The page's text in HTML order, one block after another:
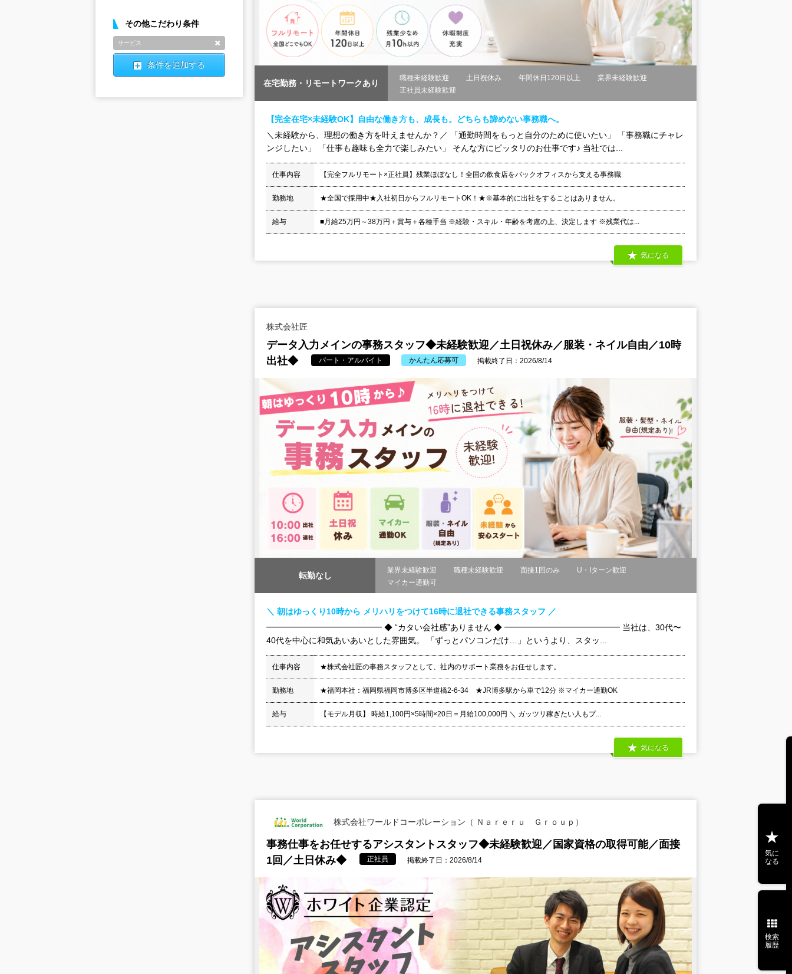
在宅勤務・リモートワークあり
職種未経験歓迎 土日祝休み 年間休日120日以上
業界未経験歓迎
正社員未経験歓迎
【完全在宅×未経験OK】自由な働き方も、成長も。どちらも諦めない事務職へ。
＼未経験から、理想の働き方を叶えませんか？／ 「通勤時間をもっと自分のために使いたい」 「事務職にチャレ
ンジしたい」 「仕事も趣味も全力で楽しみたい」 そんな方にピッタリのお仕事です♪ 当社では...
仕事内容 【完全フルリモート×正社員】残業ほぼなし！全国の飲食店をバックオフィスから支える事務職
勤務地 ★全国で採用中★入社初日からフルリモートOK！★※基本的に出社をすることはありません。
給与 ■月給25万円～38万円＋賞与＋各種手当 ※経験・スキル・年齢を考慮の上、決定します ※残業代は...
気になる
株式会社匠
データ入力メインの事務スタッフ◆未経験歓迎／土日祝休み／服装・ネイル自由／10時
出社◆
パート・アルバイト かんたん応募可 掲載終了日：2026/8/14
転勤なし
業界未経験歓迎 職種未経験歓迎 面接1回のみ
U・Iターン歓迎
マイカー通勤可
＼ 朝はゆっくり10時から メリハリをつけて16時に退社できる事務スタッフ ／
━━━━━━━━━━━━━━ ◆ “カタい会社感”ありません ◆ ━━━━━━━━━━━━━━ 当社は、30代〜
40代を中心に和気あいあいとした雰囲気。 「ずっとパソコンだけ…」というより、スタッ...
仕事内容 ★株式会社匠の事務スタッフとして、社内のサポート業務をお任せします。
勤務地 ★福岡本社：福岡県福岡市博多区半道橋2-6-34 ★JR博多駅から車で12分 ※マイカー通勤OK
給与 【モデル月収】 時給1,100円×5時間×20日＝月給100,000円 ＼ ガッツリ稼ぎたい人もプ...
気になる
株式会社ワールドコーポレーション（ Ｎａｒｅｒｕ Ｇｒｏｕｐ）
事務仕事をお任せするアシスタントスタッフ◆未経験歓迎／国家資格の取得可能／面接
1回／土日休み◆
正社員 掲載終了日：2026/8/14
その他こだわり条件
サービス
条件を追加する
気に
なる
検索
履歴